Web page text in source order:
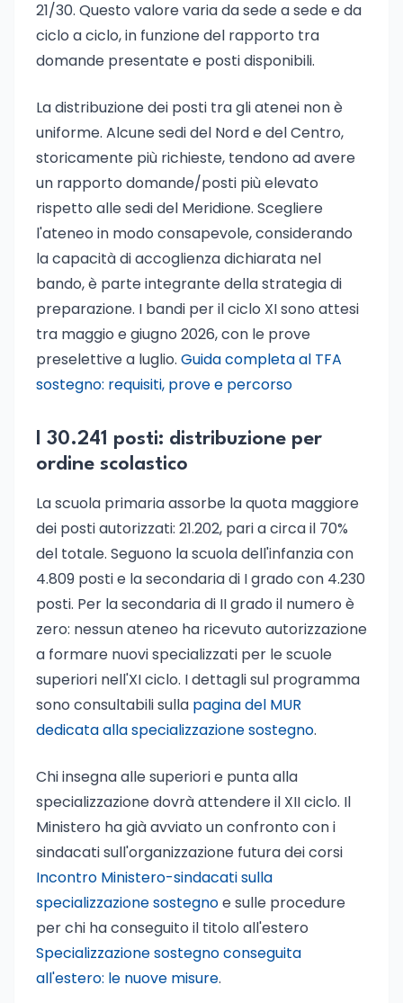
21/30. Questo valore varia da sede a sede e da
ciclo a ciclo, in funzione del rapporto tra
domande presentate e posti disponibili.
La distribuzione dei posti tra gli atenei non è
uniforme. Alcune sedi del Nord e del Centro,
storicamente più richieste, tendono ad avere
un rapporto domande/posti più elevato
rispetto alle sedi del Meridione. Scegliere
l'ateneo in modo consapevole, considerando
la capacità di accoglienza dichiarata nel
bando, è parte integrante della strategia di
preparazione. I bandi per il ciclo XI sono attesi
tra maggio e giugno 2026, con le prove
preselettive a luglio. Guida completa al TFA
sostegno: requisiti, prove e percorso
I 30.241 posti: distribuzione per
ordine scolastico
La scuola primaria assorbe la quota maggiore
dei posti autorizzati: 21.202, pari a circa il 70%
del totale. Seguono la scuola dell'infanzia con
4.809 posti e la secondaria di I grado con 4.230
posti. Per la secondaria di II grado il numero è
zero: nessun ateneo ha ricevuto autorizzazione
a formare nuovi specializzati per le scuole
superiori nell'XI ciclo. I dettagli sul programma
sono consultabili sulla pagina del MUR
dedicata alla specializzazione sostegno.
Chi insegna alle superiori e punta alla
specializzazione dovrà attendere il XII ciclo. Il
Ministero ha già avviato un confronto con i
sindacati sull'organizzazione futura dei corsi
Incontro Ministero-sindacati sulla
specializzazione sostegnoe sulle procedure
per chi ha conseguito il titolo all'estero
Specializzazione sostegno conseguita
all'estero: le nuove misure.